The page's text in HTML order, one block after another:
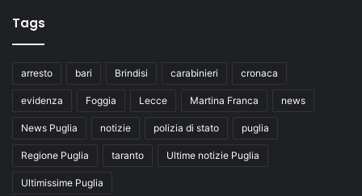
Tags
arresto bari Brindisi carabinieri cronaca
evidenza Foggia Lecce Martina Franca news
News Puglia notizie polizia di stato puglia
Regione Puglia taranto Ultime notizie Puglia
Ultimissime Puglia